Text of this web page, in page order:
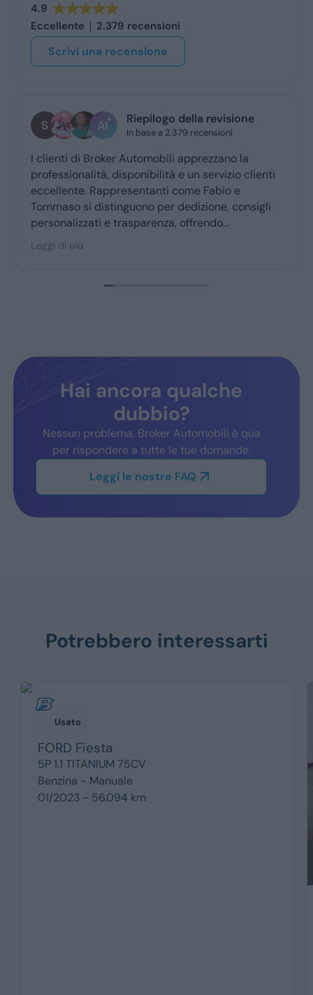
4.9
Eccellente
2.379 recensioni
Scrivi una recensione
Riepilogo della revisione
In base a 2.379 recensioni
I clienti di Broker Automobili apprezzano la
professionalità, disponibilità e un servizio clienti
eccellente. Rappresentanti come Fabio e
Tommaso si distinguono per dedizione, consigli
personalizzati e trasparenza, offrendo
un’esperienza d’acquisto accogliente. Broker
Automobili è molto consigliato dai clienti fedeli,
Leggi di più
Hai ancora qualche
dubbio?
Nessun problema, Broker Automobili è qua
per rispondere a tutte le tue domande.
Leggi le nostre FAQ
Potrebbero interessarti
Usato
FORD Fiesta
5P 1.1 TITANIUM 75CV
Benzina - Manuale
01/2023 - 56.094 km